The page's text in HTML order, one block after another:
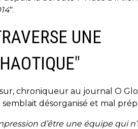
".
UNE
chroniqueur au journal O
désorganisé et mal
d’être une équipe qui